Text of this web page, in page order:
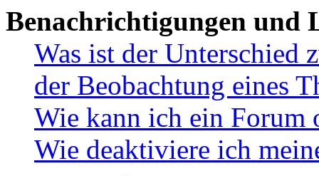
Benachrichtigungen und
Was ist der Unterschied
der Beobachtung eines
Wie kann ich ein Forum
Wie deaktiviere ich